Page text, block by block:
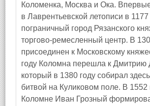
Коломенка, Москва и Ока.
в Лаврентьевской летописи в 1177
пограничный город Рязанского
торгово-ремесленный центр. В
присоединен к Московскому
году Коломна перешла к Дмитрию
который в 1380 году собирал
битвой на Куликовом поле. В 1552
Коломне Иван Грозный